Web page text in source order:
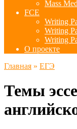
Mass
FCE
Writing
Writing
Writing
О проекте
Главная » ЕГЭ
Темы